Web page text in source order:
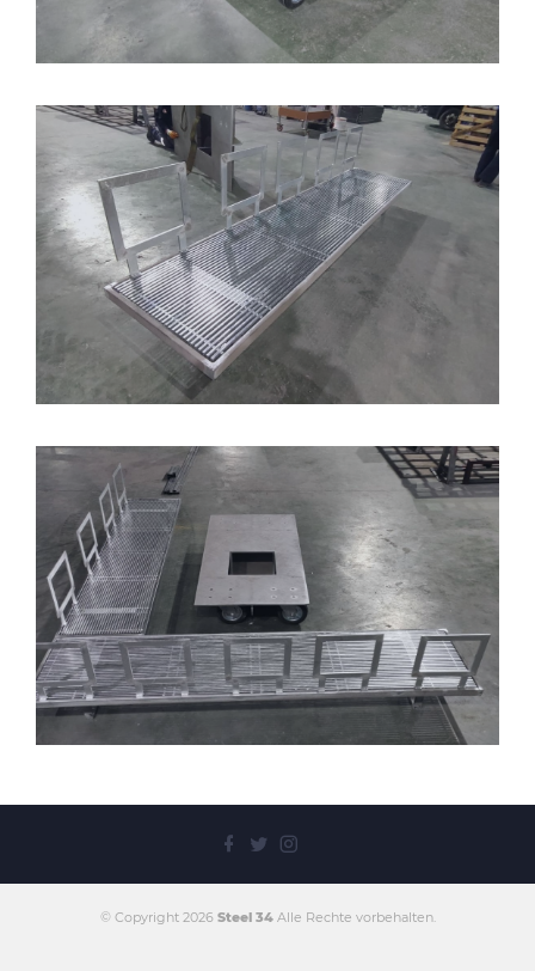
© Copyright 2026Steel 34Alle Rechte vorbehalten.